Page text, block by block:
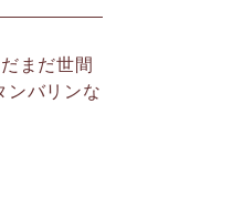
まだ世間
ンバリンな